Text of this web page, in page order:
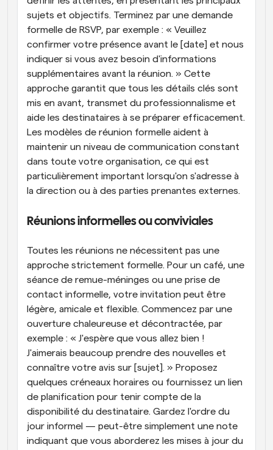
sujets et objectifs. Terminez par une demande
formelle de RSVP, par exemple : « Veuillez
confirmer votre présence avant le [date] et nous
indiquer si vous avez besoin d'informations
supplémentaires avant la réunion. » Cette
approche garantit que tous les détails clés sont
mis en avant, transmet du professionnalisme et
aide les destinataires à se préparer efficacement.
Les modèles de réunion formelle aident à
maintenir un niveau de communication constant
dans toute votre organisation, ce qui est
particulièrement important lorsqu'on s'adresse à
la direction ou à des parties prenantes externes.
Réunions informelles ou conviviales
Toutes les réunions ne nécessitent pas une
approche strictement formelle. Pour un café, une
séance de remue-méninges ou une prise de
contact informelle, votre invitation peut être
légère, amicale et flexible. Commencez par une
ouverture chaleureuse et décontractée, par
exemple : « J'espère que vous allez bien !
J'aimerais beaucoup prendre des nouvelles et
connaître votre avis sur [sujet]. » Proposez
quelques créneaux horaires ou fournissez un lien
de planification pour tenir compte de la
disponibilité du destinataire. Gardez l'ordre du
jour informel — peut-être simplement une note
indiquant que vous aborderez les mises à jour du